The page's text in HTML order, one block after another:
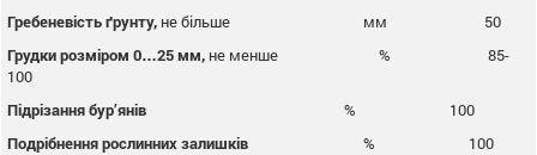
Гребеневість ґрунту, не більше мм 50
Грудки розміром 0…25 мм, не менше % 85-
100
Підрізання бур’янів % 100
Подрібнення рослинних залишків % 100